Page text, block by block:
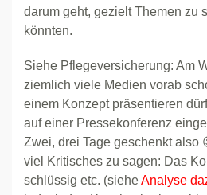
darum geht, gezielt Themen zu
könnten.
Siehe Pflegeversicherung: Am
ziemlich viele Medien vorab
einem Konzept präsentieren
auf einer Pressekonferenz
Zwei, drei Tage geschenkt also
viel Kritisches zu sagen: Das
schlüssig etc. (sieheAnalyse